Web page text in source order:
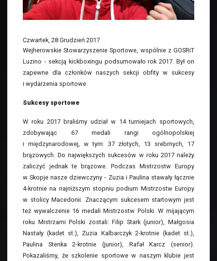
Czwartek, 28 Grudzień 2017
Wejherowskie Stowarzyszenie Sportowe, wspólnie z GOSRiT
Luzino - sekcją kickboxingu podsumowało rok 2017. Był on
zapewne dla członków naszych sekcji obfity w sukcesy
i wydarzenia sportowe.
Sukcesy sportowe
W roku 2017 braliśmy udział w 14 turniejach sportowych,
zdobywając 67 medali rangi ogólnopolskiej
i międzynarodowej, w tym: 37 złotych, 13 srebrnych, 17
brązowych. Do największych sukcesów w roku 2017 należy
zaliczyć jednak te brązowe. Podczas Mistrzostw Europy
w Skopje nasze dziewczyny - Zuzia i Paulina stawały łącznie
4-krotnie na najniższym stopniu podium Mistrzostw Europy
w stolicy Macedonii. Znaczącym sukcesem startowym jest
też wywalczenie 16 medali Mistrzostw Polski. W mijającym
roku Mistrzami Polski zostali: Filip Stark (junior), Małgosia
Nastały (kadet st.), Zuzia Kalbarczyk 2-krotnie (kadet st.),
Paulina Stenka 2-krotnie (junior), Rafał Karcz (senior).
Pokazaliśmy, że szkolenie sportowe w naszym klubie jest